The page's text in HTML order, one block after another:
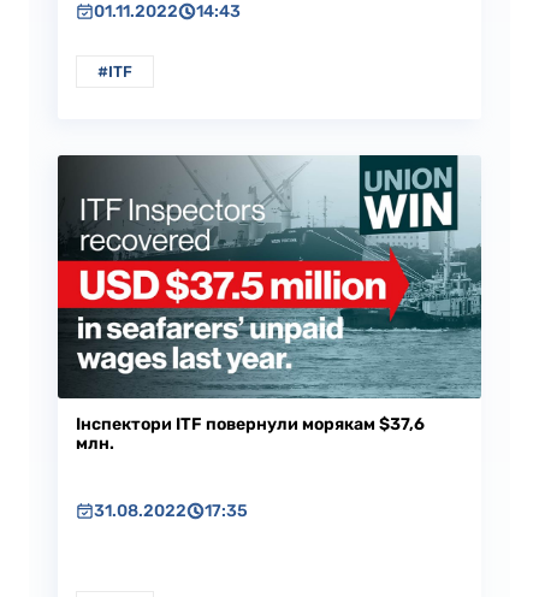
01.11.2022
14:43
#ITF
Iнспектори ITF повернули морякам $37,6
млн.
31.08.2022 17:35